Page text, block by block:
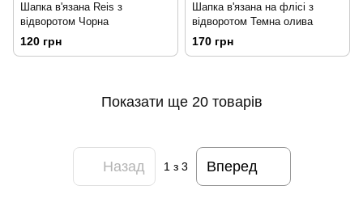
Шапка в'язана Reis з
відворотом Чорна
120 грн
Шапка в'язана на флісі з
відворотом Темна олива
170 грн
Показати ще 20 товарів
Назад 1з 3 Вперед